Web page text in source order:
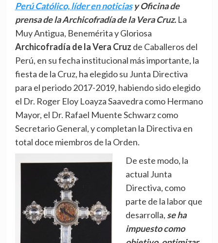
Perú Católico, líder en noticiasy Oficina de
prensa de la Archicofradía de la Vera Cruz. La
Muy Antigua, Benemérita y Gloriosa
Archicofradía de la Vera Cruz de Caballeros del
Perú, en su fecha institucional más importante, la
fiesta de la Cruz, ha elegido su Junta Directiva
para el periodo 2017-2019, habiendo sido elegido
el Dr. Roger Eloy Loayza Saavedra como Hermano
Mayor, el Dr. Rafael Muente Schwarz como
Secretario General, y completan la Directiva en
total doce miembros de la Orden.
De este modo, la
actual Junta
Directiva, como
parte de la labor que
desarrolla, se ha
impuesto como